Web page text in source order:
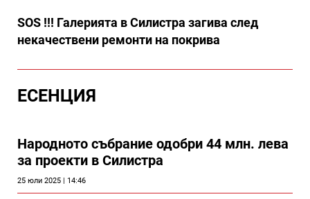
SOS !!! Галерията в Силистра загива след
некачествени ремонти на покрива
ЕСЕНЦИЯ
Народното събрание одобри 44 млн. лева
за проекти в Силистра
25 юли 2025 | 14:46